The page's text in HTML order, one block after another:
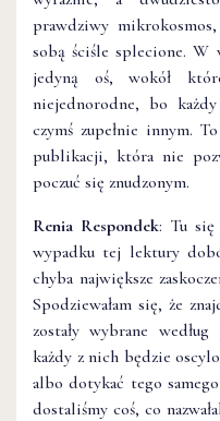
prawdziwy
sobą ściśle splecione.
jedyną oś, wokół
niejednorodne, bo
czymś zupełnie innym.
publikacji, która nie
poczuć się znudzonym.
Renia Respondek: Tu
wypadku tej lektury
chyba największe
Spodziewałam się, że
zostały wybrane
każdy z nich będzie
albo dotykać tego
dostaliśmy coś, co